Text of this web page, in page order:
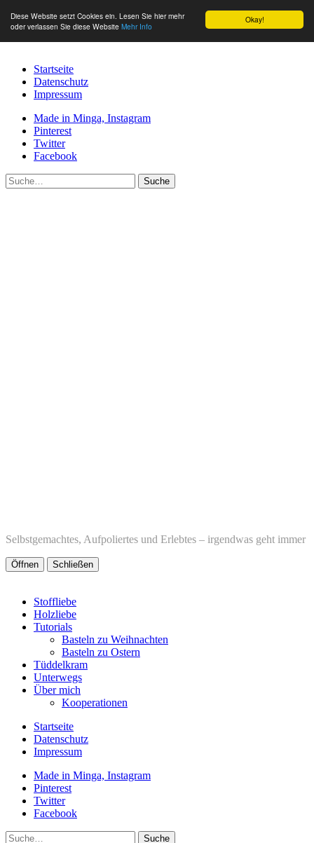
Okay!
Diese Website setzt Cookies ein. Lesen Sie hier mehr
oder verlassen Sie diese Website Mehr Info
Startseite
Datenschutz
Impressum
Made in Minga, Instagram
Pinterest
Twitter
Facebook
Suche
Selbstgemachtes, Aufpoliertes und Erlebtes – irgendwas geht immer
Öffnen Schließen
Stoffliebe
Holzliebe
Tutorials
Basteln zu Weihnachten
Basteln zu Ostern
Tüddelkram
Unterwegs
Über mich
Kooperationen
Startseite
Datenschutz
Impressum
Made in Minga, Instagram
Pinterest
Twitter
Facebook
Suche